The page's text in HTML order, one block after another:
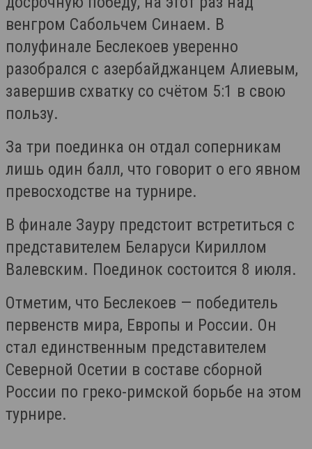
венгром Сабольчем Синаем. В
полуфинале Беслекоев уверенно
разобрался с азербайджанцем Алиевым,
завершив схватку со счётом 5:1 в свою
пользу.
За три поединка он отдал соперникам
лишь один балл, что говорит о его явном
превосходстве на турнире.
В финале Зауру предстоит встретиться с
представителем Беларуси Кириллом
Валевским. Поединок состоится 8 июля.
Отметим, что Беслекоев — победитель
первенств мира, Европы и России. Он
стал единственным представителем
Северной Осетии в составе сборной
России по греко-римской борьбе на этом
турнире.